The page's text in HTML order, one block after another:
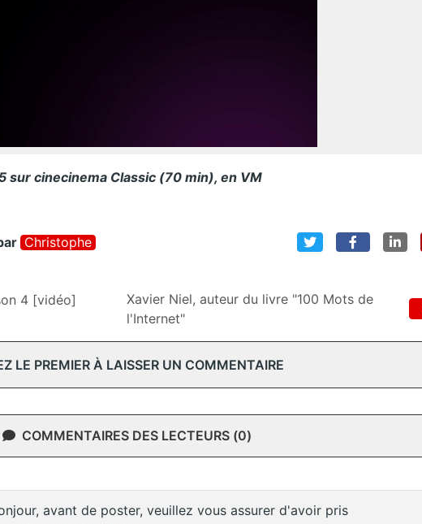
sur cinecinema Classic (70 min), en VM
Christophe
4 [vidéo]
Xavier Niel, auteur du livre "100 Mots de
l'Internet"
LE PREMIER À LAISSER UN COMMENTAIRE
COMMENTAIRES DES LECTEURS (0)
avant de poster, veuillez vous assurer d'avoir pris